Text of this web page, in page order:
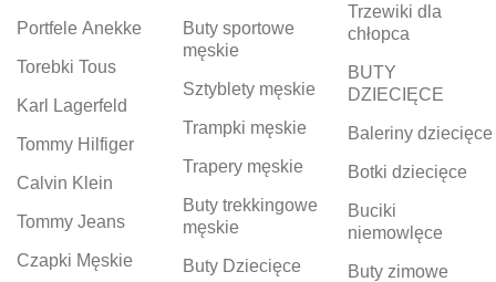
Portfele Anekke
Torebki Tous
Karl Lagerfeld
Tommy Hilfiger
Calvin Klein
Tommy Jeans
Czapki Męskie
Buty sportowe
męskie
Sztyblety męskie
Trampki męskie
Trapery męskie
Buty trekkingowe
męskie
Buty Dziecięce
Trzewiki dla
chłopca
BUTY
DZIECIĘCE
Baleriny dziecięce
Botki dziecięce
Buciki
niemowlęce
Buty zimowe